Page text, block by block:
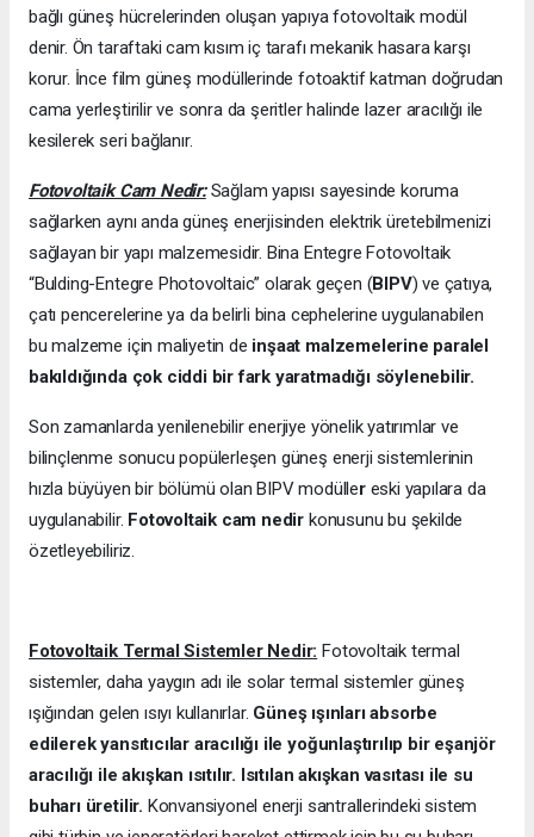
bağlı güneş hücrelerinden oluşan yapıya fotovoltaik modül
denir. Ön taraftaki cam kısım iç tarafı mekanik hasara karşı
korur. İnce film güneş modüllerinde fotoaktif katman doğrudan
cama yerleştirilir ve sonra da şeritler halinde lazer aracılığı ile
kesilerek seri bağlanır.
Fotovoltaik Cam Nedir:Sağlam yapısı sayesinde koruma
sağlarken aynı anda güneş enerjisinden elektrik üretebilmenizi
sağlayan bir yapı malzemesidir. Bina Entegre Fotovoltaik
“Bulding-Entegre Photovoltaic” olarak geçen (BIPV) ve çatıya,
çatı pencerelerine ya da belirli bina cephelerine uygulanabilen
bu malzeme için maliyetin de inşaat malzemelerine paralel
bakıldığında çok ciddi bir fark yaratmadığı söylenebilir.
Son zamanlarda yenilenebilir enerjiye yönelik yatırımlar ve
bilinçlenme sonucu popülerleşen güneş enerji sistemlerinin
hızla büyüyen bir bölümü olan BIPV modüller eski yapılara da
uygulanabilir. Fotovoltaik cam nedir konusunu bu şekilde
özetleyebiliriz.
Fotovoltaik Termal Sistemler Nedir: Fotovoltaik termal
sistemler, daha yaygın adı ile solar termal sistemler güneş
ışığından gelen ısıyı kullanırlar. Güneş ışınları absorbe
edilerek yansıtıcılar aracılığı ile yoğunlaştırılıp bir eşanjör
aracılığı ile akışkan ısıtılır. Isıtılan akışkan vasıtası ile su
buharı üretilir. Konvansiyonel enerji santrallerindeki sistem